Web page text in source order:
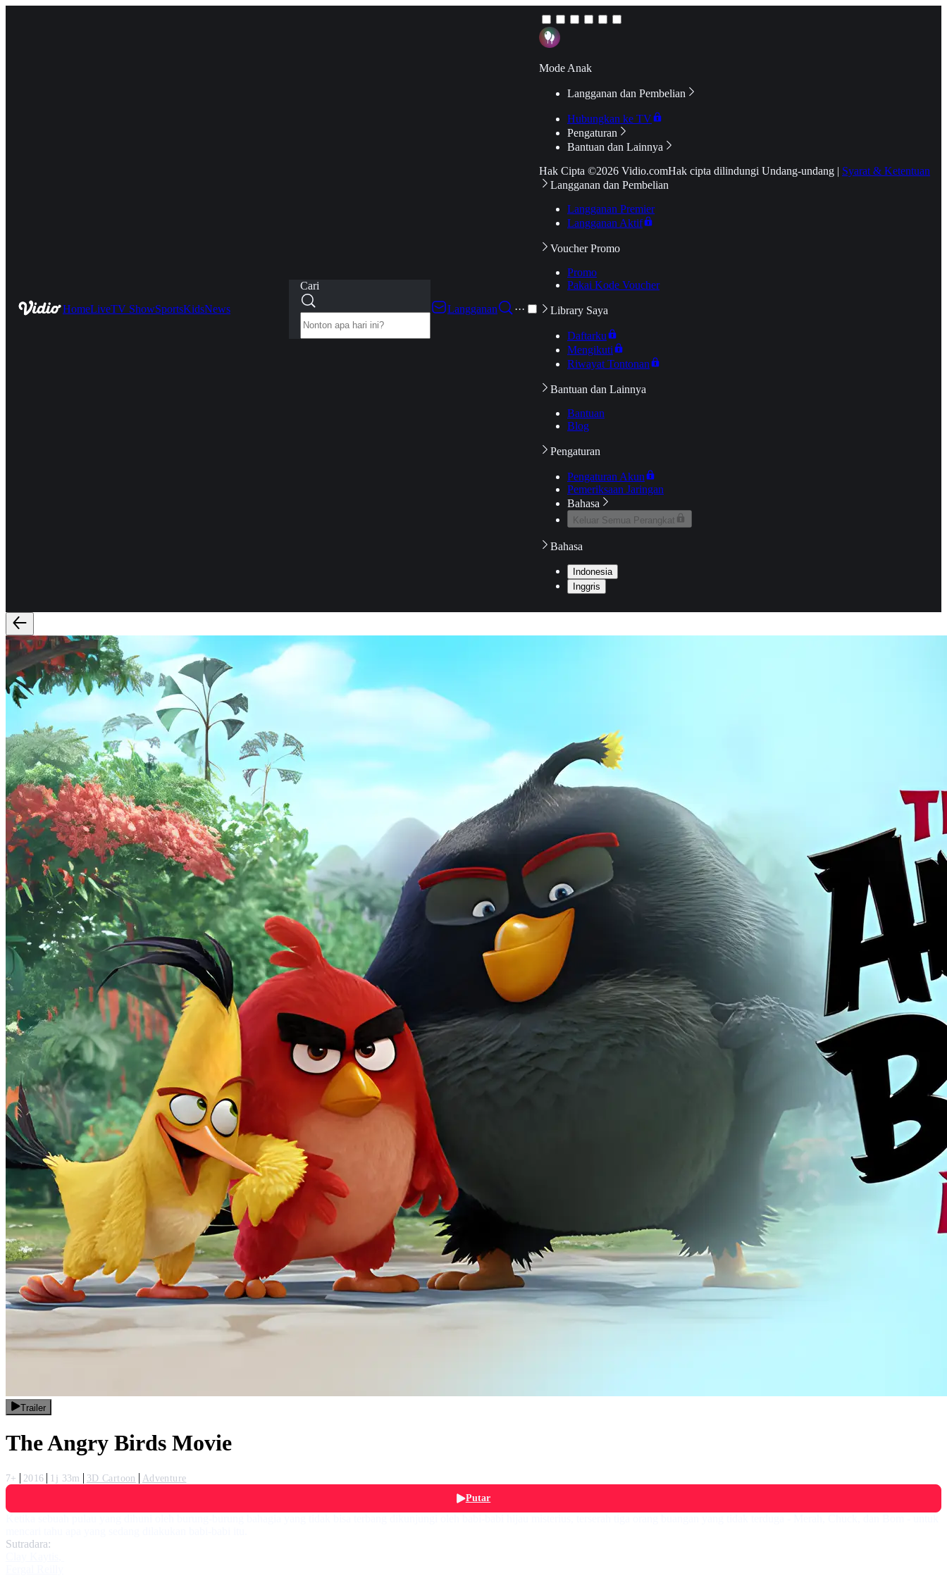
HomeLiveTV ShowSportsKidsNews
Cari
Langganan
···
Mode Anak
Langganan dan Pembelian
Hubungkan ke TV
Pengaturan
Bantuan dan Lainnya
Hak Cipta ©2026 Vidio.comHak cipta dilindungi Undang-undang | Syarat & Ketentuan
Langganan dan Pembelian
Langganan Premier
Langganan Aktif
Voucher Promo
Promo
Pakai Kode Voucher
Library Saya
Daftarku
Mengikuti
Riwayat Tontonan
Bantuan dan Lainnya
Bantuan
Blog
Pengaturan
Pengaturan Akun
Pemeriksaan Jaringan
Bahasa
Keluar Semua Perangkat
Bahasa
Indonesia
Inggris
Trailer
The Angry Birds Movie
7+ 2016 1j 33m 3D Cartoon
Adventure
Putar
Sutradara: